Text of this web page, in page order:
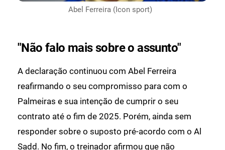
Abel Ferreira (Icon sport)
"Não falo mais sobre o assunto"
A declaração continuou com Abel Ferreira
reafirmando o seu compromisso para com o
Palmeiras e sua intenção de cumprir o seu
contrato até o fim de 2025. Porém, ainda sem
responder sobre o suposto pré-acordo com o Al
Sadd. No fim, o treinador afirmou que não